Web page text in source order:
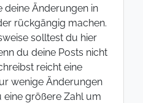
deine Änderungen in
rückgängig machen.
solltest du hier
du deine Posts nicht
reicht eine
wenige Änderungen
eine größere Zahl um